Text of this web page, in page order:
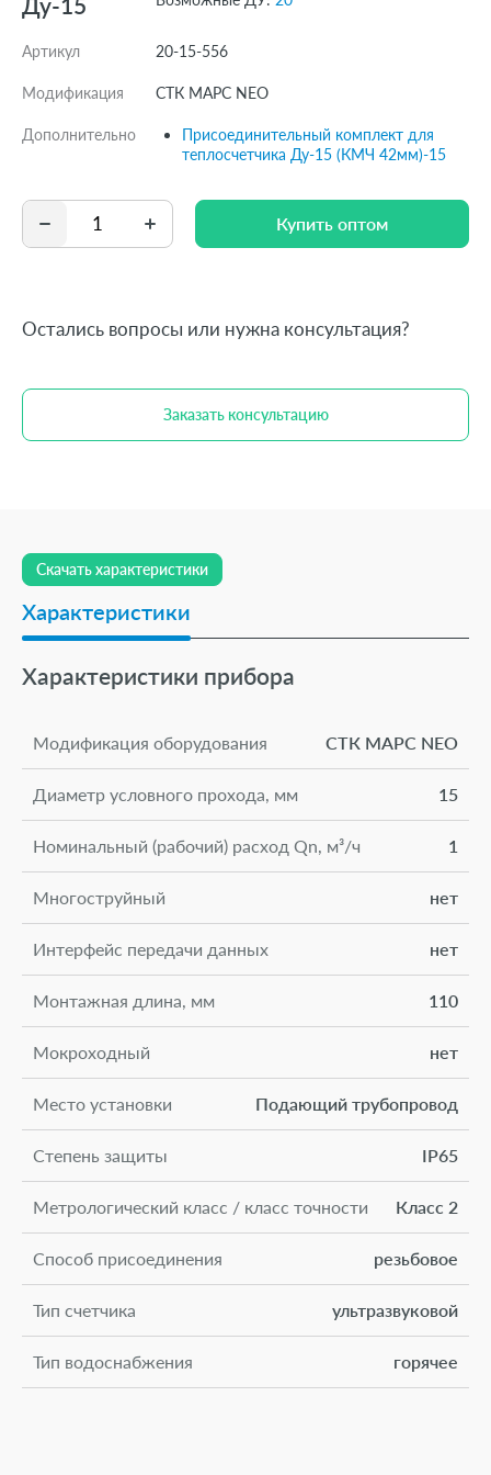
Артикул 20-15-556
Модификация СТК МАРС NEO
Дополнительно
Присоединительный комплект для
теплосчетчика Ду-15 (КМЧ 42мм)-15
Купить оптом
Купить оптом
Остались вопросы или нужна консультация?
Заказать консультацию
Характеристики
Скачать характеристики
Характеристики прибора
Модификация оборудования СТК МАРС NEO
Диаметр условного прохода, мм 15
Номинальный (рабочий) расход Qn, м³/ч 1
Многоструйный нет
Интерфейс передачи данных нет
Монтажная длина, мм 110
Мокроходный нет
Место установки Подающий трубопровод
Степень защиты IP65
Метрологический класс / класс точности Класс 2
Способ присоединения резьбовое
Тип счетчика ультразвуковой
Тип водоснабжения горячее